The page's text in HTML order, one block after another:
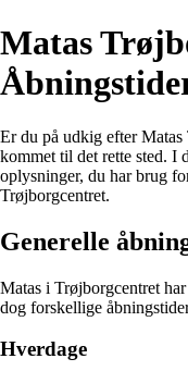
Matas
Er du på udkig efter Matas
kommet til det rette sted. I
oplysninger, du har brug
Trøjborgcentret.
Generelle
Matas i Trøjborgcentret
dog forskellige
Hverdage